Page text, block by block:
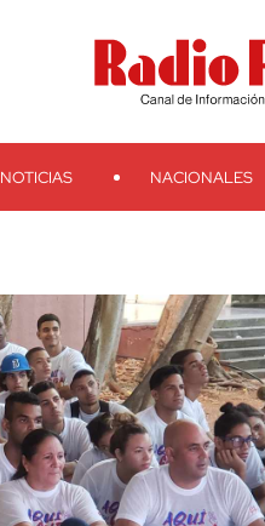
TelegramTeveo Ivoox RSS
NOTICIAS NACIONALES